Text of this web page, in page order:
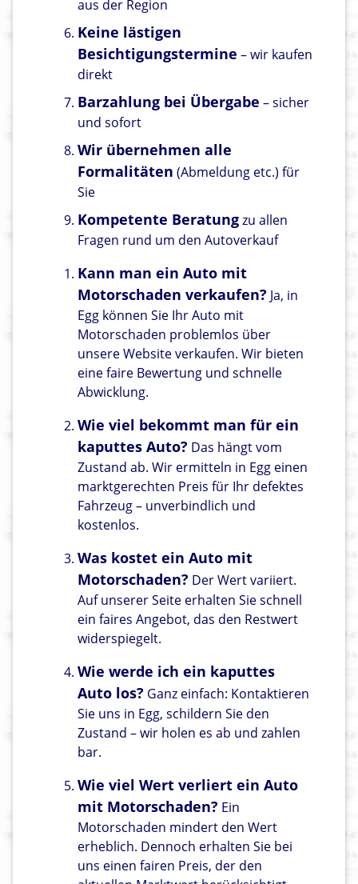
aus der Region
Keine lästigen
Besichtigungstermine – wir kaufen
direkt
Barzahlung bei Übergabe – sicher
und sofort
Wir übernehmen alle
Formalitäten (Abmeldung etc.) für
Sie
Kompetente Beratungzu allen
Fragen rund um den Autoverkauf
Kann man ein Auto mit
Motorschaden verkaufen? Ja, in
Egg können Sie Ihr Auto mit
Motorschaden problemlos über
unsere Website verkaufen. Wir bieten
eine faire Bewertung und schnelle
Abwicklung.
Wie viel bekommt man für ein
kaputtes Auto? Das hängt vom
Zustand ab. Wir ermitteln in Egg einen
marktgerechten Preis für Ihr defektes
Fahrzeug – unverbindlich und
kostenlos.
Was kostet ein Auto mit
Motorschaden? Der Wert variiert.
Auf unserer Seite erhalten Sie schnell
ein faires Angebot, das den Restwert
widerspiegelt.
Wie werde ich ein kaputtes
Auto los? Ganz einfach: Kontaktieren
Sie uns in Egg, schildern Sie den
Zustand – wir holen es ab und zahlen
bar.
Wie viel Wert verliert ein Auto
mit Motorschaden? Ein
Motorschaden mindert den Wert
erheblich. Dennoch erhalten Sie bei
uns einen fairen Preis, der den